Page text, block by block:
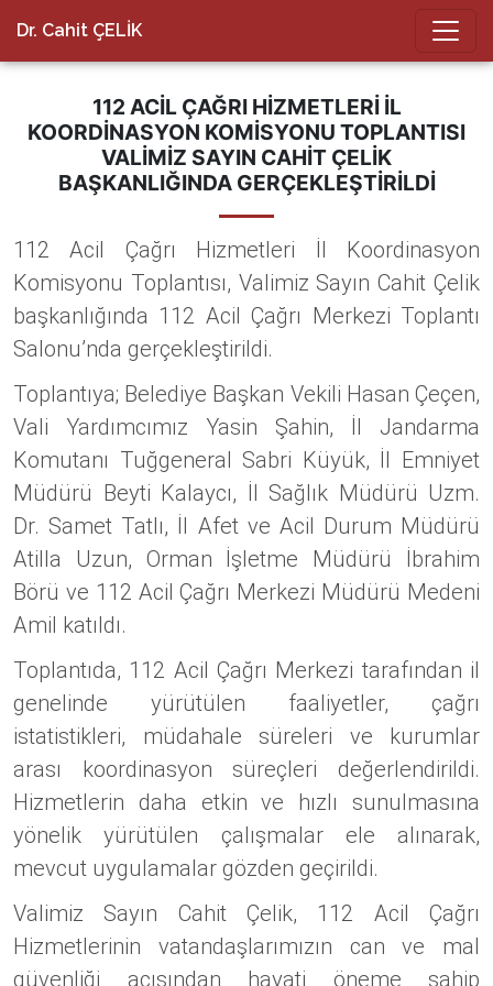
Dr. Cahit ÇELİK
112 ACIL ÇAĞRI HIZMETLERI İL
KOORDINASYON KOMISYONU TOPLANTISI
VALIMIZ SAYIN CAHIT ÇELIK
BAŞKANLIĞINDA GERÇEKLEŞTIRILDI
112 Acil Çağrı Hizmetleri İl Koordinasyon
Komisyonu Toplantısı, Valimiz Sayın Cahit Çelik
başkanlığında 112 Acil Çağrı Merkezi Toplantı
Salonu’nda gerçekleştirildi.
Toplantıya; Belediye Başkan Vekili Hasan Çeçen,
Vali Yardımcımız Yasin Şahin, İl Jandarma
Komutanı Tuğgeneral Sabri Küyük, İl Emniyet
Müdürü Beyti Kalaycı, İl Sağlık Müdürü Uzm.
Dr. Samet Tatlı, İl Afet ve Acil Durum Müdürü
Atilla Uzun, Orman İşletme Müdürü İbrahim
Börü ve 112 Acil Çağrı Merkezi Müdürü Medeni
Amil katıldı.
Toplantıda, 112 Acil Çağrı Merkezi tarafından il
genelinde yürütülen faaliyetler, çağrı
istatistikleri, müdahale süreleri ve kurumlar
arası koordinasyon süreçleri değerlendirildi.
Hizmetlerin daha etkin ve hızlı sunulmasına
yönelik yürütülen çalışmalar ele alınarak,
mevcut uygulamalar gözden geçirildi.
Valimiz Sayın Cahit Çelik, 112 Acil Çağrı
Hizmetlerinin vatandaşlarımızın can ve mal
güvenliği açısından hayati öneme sahip